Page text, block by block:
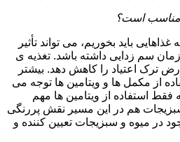
مناسب است؟
باید بخوریم، می تواند تأثیر
سم زدایی داشته باشد. تغذیه ی
ترک اعتیاد را کاهش دهد. بیشتر
از مکمل ها و ویتامین ها توجه می
فقط استفاده از ویتامین ها مهم
هم در این مسیر نقش پررنگی
در میوه و سبزیجات تعیین کننده و